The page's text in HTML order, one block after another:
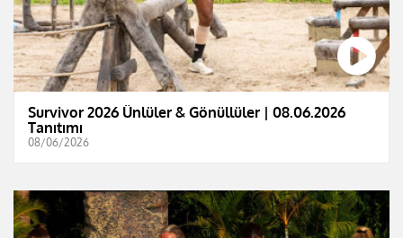
Survivor 2026 Ünlüler & Gönüllüler | 08.06.2026
Tanıtımı
08/06/2026